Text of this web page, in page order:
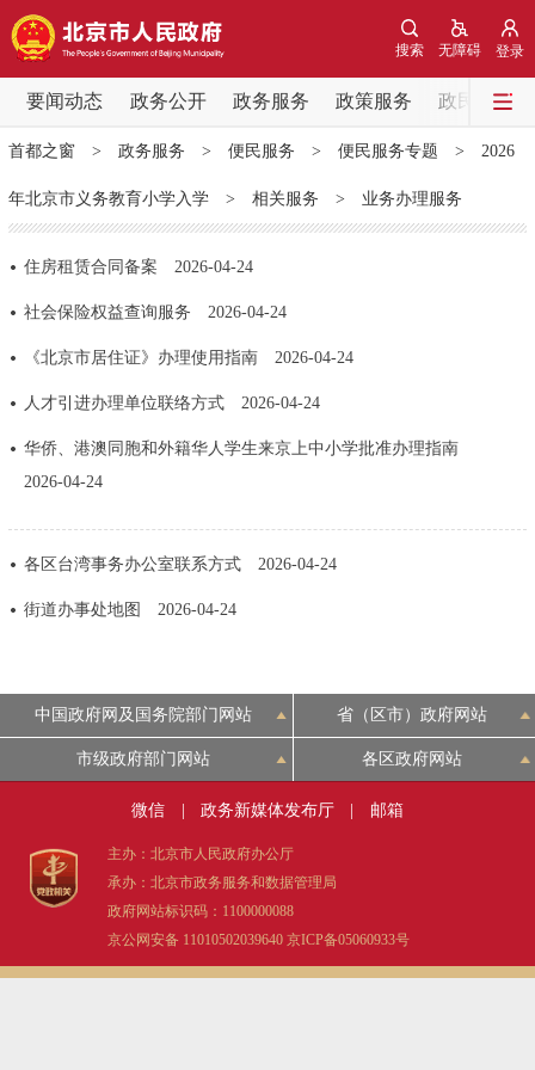
登录
无障碍
搜索
要闻动态 政务公开 政务服务 政策服务 政民互动
要闻动态
党中央精神 国务院信息 中央部委动态
北京要闻 会议信息 部门动态
各区热点
政务公开
政策兑现
决策公开 专题公开
政务服务
便民服务 利企服务 投资项目
政民互动
12345网上接诉即办 我要咨询
首都之窗> 政务服务 > 便民服务 > 便民服务专题 > 2026
年北京市义务教育小学入学> 相关服务 > 业务办理服务
住房租赁合同备案 2026-04-24
社会保险权益查询服务 2026-04-24
《北京市居住证》办理使用指南 2026-04-24
人才引进办理单位联络方式 2026-04-24
华侨、港澳同胞和外籍华人学生来京上中小学批准办理指南
2026-04-24
各区台湾事务办公室联系方式 2026-04-24
街道办事处地图 2026-04-24
中国政府网及国务院部门网站 省（区市）政府网站
市级政府部门网站 各区政府网站
微信 政务新媒体发布厅 邮箱
主办：北京市人民政府办公厅
承办：北京市政务服务和数据管理局
政府网站标识码：1100000088
京公网安备 11010502039640 京ICP备05060933号